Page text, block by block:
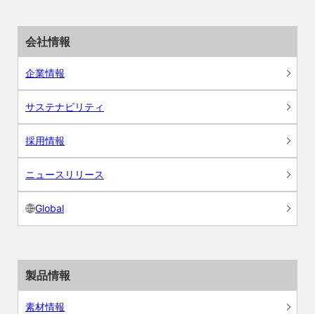
会社情報
企業情報
サステナビリティ
採用情報
ニュースリリース
Global
製品情報
素材情報